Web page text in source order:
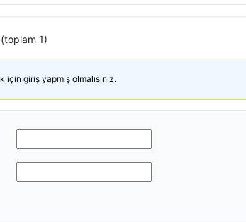
1)
giriş yapmış olmalısınız.